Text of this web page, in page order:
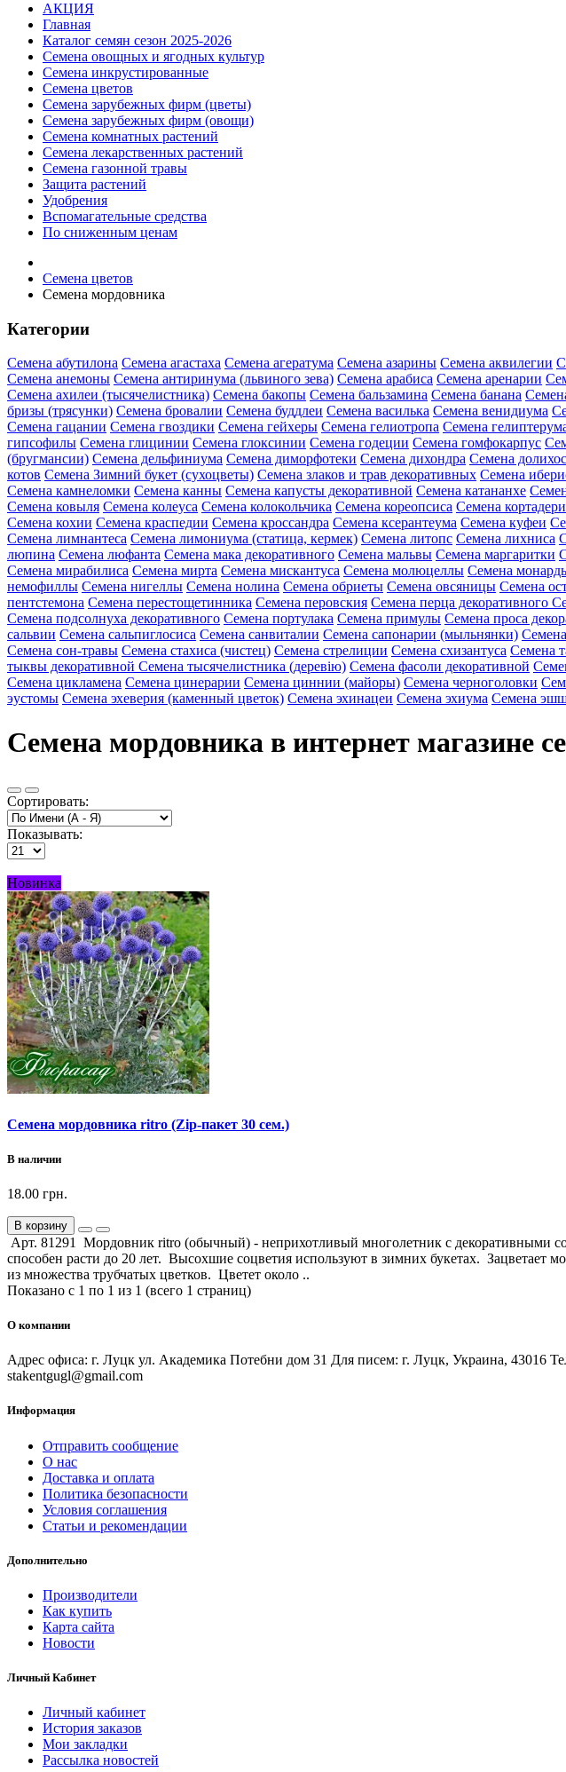
АКЦИЯ
Главная
Каталог семян сезон 2025-2026
Семена овощных и ягодных культур
Семена инкрустированные
Семена цветов
Семена зарубежных фирм (цветы)
Семена зарубежных фирм (овощи)
Семена комнатных растений
Семена лекарственных растений
Семена газонной травы
Защита растений
Удобрения
Вспомагательные средства
По сниженным ценам
Семена цветов
Семена мордовника
Категории
Семена абутилона Семена агастаха Семена агератума Семена азарины Семена аквилегии
Семена анемоны Семена антиринума (львиного зева) Семена арабиса Семена аренарии
Семена ахилеи (тысячелистника) Семена бакопы Семена бальзамина Семена банана
бризы (трясунки) Семена бровалии Семена буддлеи Семена василька Семена венидиума
Семена гацании Семена гвоздики Семена гейхеры Семена гелиотропа Семена
гипсофилы Семена глицинии Семена глоксинии Семена годеции Семена гомфокарпус
(бругмансии) Семена дельфиниума Семена диморфотеки Семена дихондра Семена
котов Семена Зимний букет (сухоцветы) Семена злаков и трав декоративных Семена
Семена камнеломки Семена канны Семена капусты декоративной Семена катананхе
Семена ковыля Семена колеуса Семена колокольчика Семена кореопсиса Семена
Семена кохии Семена краспедии Семена кроссандра Семена ксерантеума Семена куфеи
Семена лимнантеса Семена лимониума (статица, кермек) Семена литопс Семена лихниса
люпина Семена люфанта Семена мака декоративного Семена мальвы Семена маргаритки
Семена мирабилиса Семена мирта Семена мискантуса Семена молюцеллы Семена
немофиллы Семена нигеллы Семена нолина Семена обриеты Семена овсяницы Семена
пентстемона Семена перестощетинника Семена перовския Семена перца декоративного
Семена подсолнуха декоративного Семена портулака Семена примулы Семена проса
сальвии Семена сальпиглосиса Семена санвиталии Семена сапонарии (мыльнянки)
Семена сон-травы Семена стахиса (чистец) Семена стрелиции Семена схизантуса Семена
тыквы декоративной Семена тысячелистника (деревію) Семена фасоли декоративной
Семена цикламена Семена цинерарии Семена циннии (майоры) Семена черноголовки
эустомы Семена эхеверия (каменный цветок) Семена эхинацеи Семена эхиума Семена
Семена мордовника в интернет магазине
Сортировать:
Показывать:
Новинка
Семена мордовника ritro (Zip-пакет 30 сем.)
В наличии
18.00 грн.
В корзину
Арт. 81291 Мордовник ritro (обычный) - неприхотливый многолетник с декоративными
способен расти до 20 лет. Высохшие соцветия используют в зимних букетах.
из множества трубчатых цветков. Цветет около ..
Показано с 1 по 1 из 1 (всего 1 страниц)
О компании
Адрес офиса: г. Луцк ул. Академика Потебни дом 31 Для писем: г. Луцк, Украина, 43016
stakentgugl@gmail.com
Информация
Отправить сообщение
О нас
Доставка и оплата
Политика безопасности
Условия соглашения
Статьи и рекомендации
Дополнительно
Производители
Как купить
Карта сайта
Новости
Личный Кабинет
Личный кабинет
История заказов
Мои закладки
Рассылка новостей